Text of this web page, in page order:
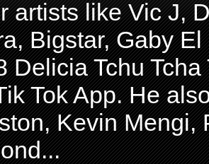
artists like Vic J,
Bigstar, Gaby
Delicia Tchu
Tok App. He
Kevin Mengi,